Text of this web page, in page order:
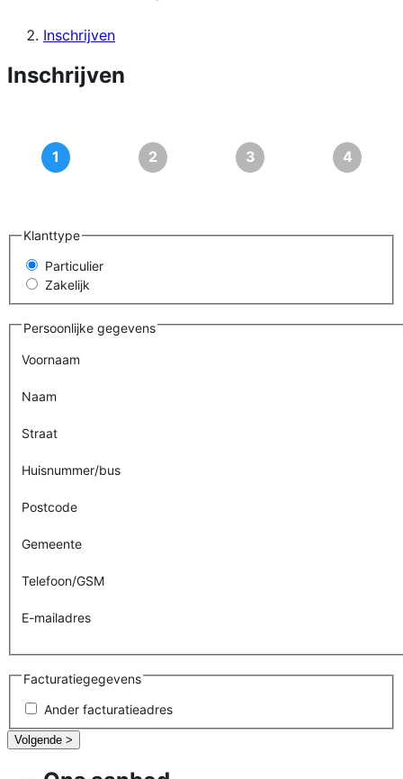
Inschrijven
Inschrijven
Klanttype
Particulier
Zakelijk
Persoonlijke gegevens
Voornaam
Naam
Straat
Huisnummer/bus
Postcode
Gemeente
Telefoon/GSM
E-mailadres
Facturatiegegevens
Ander facturatieadres
Volgende >